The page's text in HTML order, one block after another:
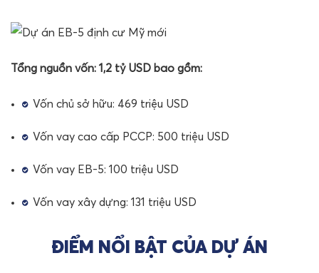
Tổng nguồn vốn: 1,2 tỷ USD bao gồm:
Vốn chủ sở hữu: 469 triệu USD
Vốn vay cao cấp PCCP: 500 triệu USD
Vốn vay EB-5: 100 triệu USD
Vốn vay xây dựng: 131 triệu USD
ĐIỂM NỔI BẬT CỦA DỰ ÁN